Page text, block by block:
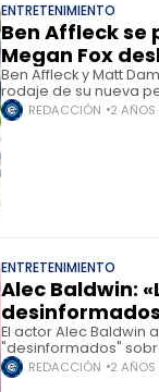
ENTRETENIMIENTO
Ben Affleck
Megan Fox
Ben Affleck y Matt
rodaje de su nueva
amistad y
REDACCIÓN 2 AÑOS
ENTRETENIMIENTO
Alec Baldwin:
El actor Alec Baldwin
"desinformados"
medios de
informa
REDACCIÓN 2 AÑOS